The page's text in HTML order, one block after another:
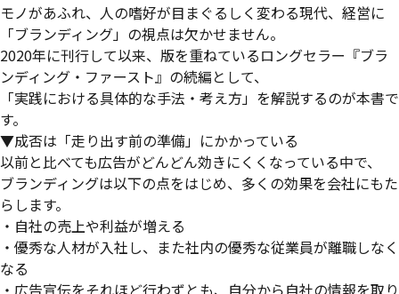
モノがあふれ、人の嗜好が目まぐるしく変わる現代、経営に
「ブランディング」の視点は欠かせません。
2020年に刊行して以来、版を重ねているロングセラー『ブラ
ンディング・ファースト』の続編として、
「実践における具体的な手法・考え方」を解説するのが本書で
す。
▼成否は「走り出す前の準備」にかかっている
以前と比べても広告がどんどん効きにくくなっている中で、
ブランディングは以下の点をはじめ、多くの効果を会社にもた
らします。
・自社の売上や利益が増える
・優秀な人材が入社し、また社内の優秀な従業員が離職しなく
なる
・広告宣伝をそれほど行わずとも、自分から自社の情報を取り